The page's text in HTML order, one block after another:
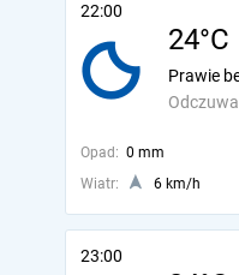
22:00
24°C
Prawie
Opad: 0 mm
Wiatr:
6 km/h
23:00